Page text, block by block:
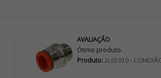
AVALIAÇÃO
Ótimo produto.
Produto:2L01010 -